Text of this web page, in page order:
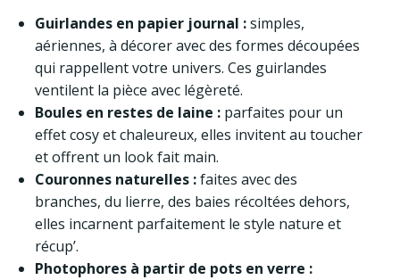
Guirlandes en papier journal :simples,
aériennes, à décorer avec des formes découpées
qui rappellent votre univers. Ces guirlandes
ventilent la pièce avec légèreté.
Boules en restes de laine : parfaites pour un
effet cosy et chaleureux, elles invitent au toucher
et offrent un look fait main.
Couronnes naturelles :faites avec des
branches, du lierre, des baies récoltées dehors,
elles incarnent parfaitement le style nature et
récup’.
Photophores à partir de pots en verre :